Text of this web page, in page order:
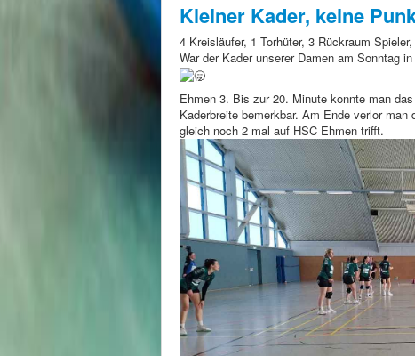
Kleiner Kader, keine
4 Kreisläufer, 1 Torhüter, 3 Rückraum
War der Kader unserer Damen am Sonntag
Ehmen 3. Bis zur 20. Minute konnte man
Kaderbreite bemerkbar. Am Ende verlor
gleich noch 2 mal auf HSC Ehmen trifft.